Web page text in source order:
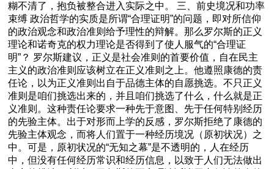
糊不清了，抱负被整合进入实际之中。 三、前史境况和功率
束缚 政治哲学的实质是所谓“合理证明”的问题，即对所信仰
的政治观念和政治准则给予理性的辩解。那么罗尔斯的正义
理论和诺奇克的权力理论是否得到了使人服气的“合理证
明”？ 罗尔斯建议，正义是社会准则的首要价值，自在民主
主义的政治准则应该树立在正义准则之上。他遵照康德的责
任论，以为正义准则出自于品德主体的自愿挑选。不只正义
准则是咱们挑选出来的，并且咱们挑选了什么，什么就是正
义准则。这种责任论要求一种先于意图、先于任何特别经历
的先验主体。出于对形而上学的反感，罗尔斯拒绝了康德的
先验主体观念，而将人们置于一种经历境况（原初状况）之
中。可是，原初状况的“无知之幕”是不透明的，人在经历
中，但没有任何经历常识和经历信息，以致于人们无法做出